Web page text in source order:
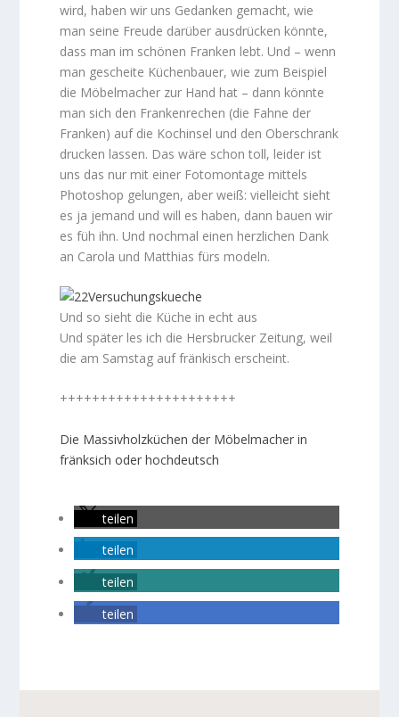
wird, haben wir uns Gedanken gemacht, wie
man seine Freude darüber ausdrücken könnte,
dass man im schönen Franken lebt. Und – wenn
man gescheite Küchenbauer, wie zum Beispiel
die Möbelmacher zur Hand hat – dann könnte
man sich den Frankenrechen (die Fahne der
Franken) auf die Kochinsel und den Oberschrank
drucken lassen. Das wäre schon toll, leider ist
uns das nur mit einer Fotomontage mittels
Photoshop gelungen, aber weiß: vielleicht sieht
es ja jemand und will es haben, dann bauen wir
es füh ihn. Und nochmal einen herzlichen Dank
an Carola und Matthias fürs modeln.
Und so sieht die Küche in echt aus
Und später les ich die Hersbrucker Zeitung, weil
die am Samstag auf fränkisch erscheint.
++++++++++++++++++++++
Die Massivholzküchen der Möbelmacher in
fränksich oder hochdeutsch
teilen
teilen
teilen
teilen